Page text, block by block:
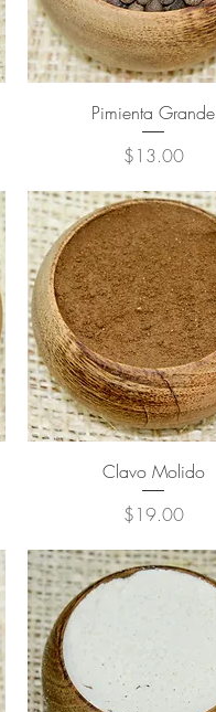
Pimienta Grande
Precio
$13.00
Clavo Molido
Precio
$19.00